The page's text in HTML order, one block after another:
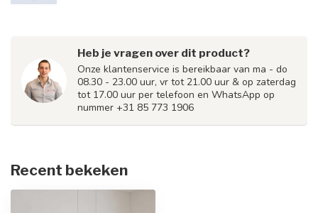
Heb je vragen over dit product?
Onze klantenservice is bereikbaar van ma - do
08.30 - 23.00 uur, vr tot 21.00 uur & op zaterdag
tot 17.00 uur per telefoon en WhatsApp op
nummer +31 85 773 1906
Recent bekeken